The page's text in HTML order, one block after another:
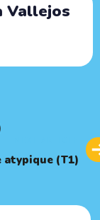
Vallejos
atypique (T1)